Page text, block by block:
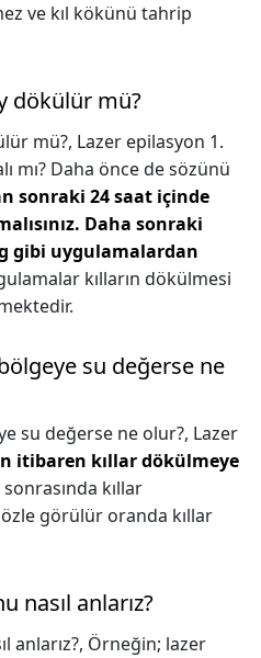
ve kıl kökünü tahrip
dökülür mü?
mü?, Lazer epilasyon 1.
mı? Daha önce de sözünü
sonraki 24 saat içinde
Daha sonraki
gibi uygulamalardan
kılların dökülmesi
su değerse ne
su değerse ne olur?, Lazer
itibaren kıllar dökülmeye
kıllar
görülür oranda kıllar
nasıl anlarız?
anlarız?, Örneğin; lazer